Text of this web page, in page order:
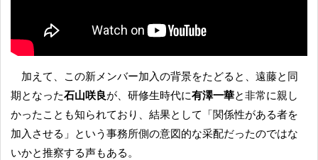
加えて、この新メンバー加入の背景をたどると、遠藤と同
期となった石山咲良が、研修生時代に有澤一華と非常に親し
かったことも知られており、結果として「関係性がある者を
加入させる」という事務所側の意図的な采配だったのではな
いかと推察する声もある。